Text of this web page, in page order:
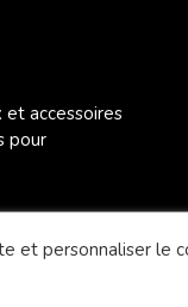
et accessoires
pour
et personnaliser le